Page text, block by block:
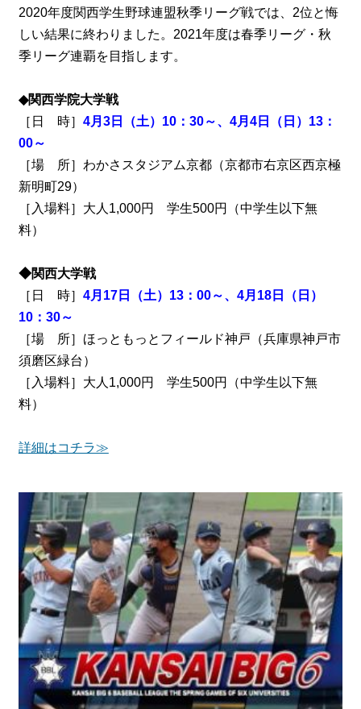
2020年度関西学生野球連盟秋季リーグ戦では、2位と悔
しい結果に終わりました。2021年度は春季リーグ・秋
季リーグ連覇を目指します。
◆関西学院大学戦
［日 時］ 4月3日（土）10：30～、4月4日（日）13：
00～
［場 所］わかさスタジアム京都（京都市右京区西京極
新明町29）
［入場料］大人1,000円 学生500円（中学生以下無
料）
◆関西大学戦
［日 時］ 4月17日（土）13：00～、4月18日（日）
10：30～
［場 所］ほっともっとフィールド神戸（兵庫県神戸市
須磨区緑台）
［入場料］大人1,000円 学生500円（中学生以下無
料）
詳細はコチラ≫